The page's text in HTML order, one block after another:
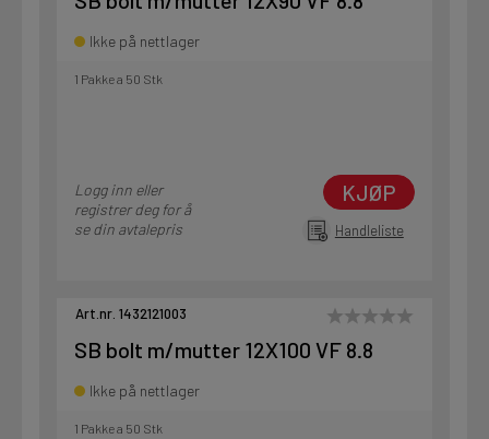
Ikke på nettlager
1 Pakke a 50 Stk
Logg inn eller
registrer deg for å
se din avtalepris
KJØP
Handleliste
Art.nr. 1432121003
SB bolt m/mutter 12X100 VF 8.8
Ikke på nettlager
1 Pakke a 50 Stk